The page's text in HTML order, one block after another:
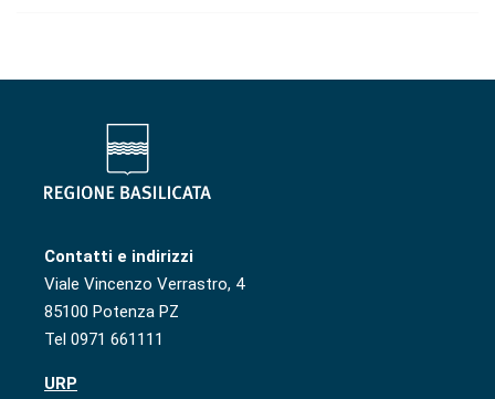
Contatti e indirizzi
Viale Vincenzo Verrastro, 4
85100 Potenza PZ
Tel 0971 661111
URP